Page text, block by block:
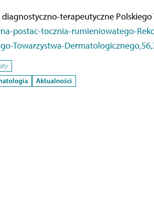
terapeutyczne
postac-tocznia-rumieniowatego-
Towarzystwa-
Aktualności